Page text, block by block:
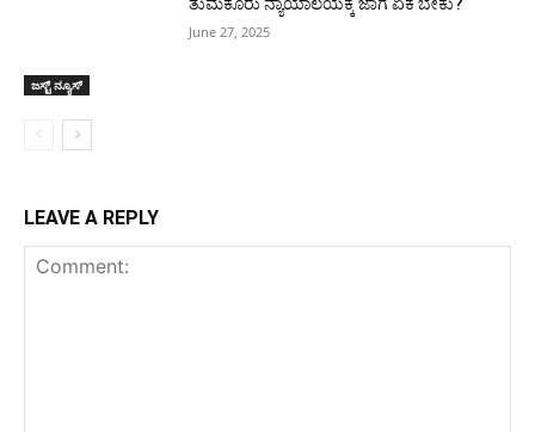
ಜಸ್ಟ್ ನ್ಯೂಸ್
June 27, 2025
LEAVE A REPLY